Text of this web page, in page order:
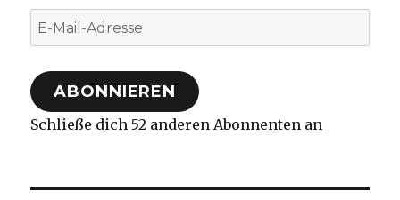
E-
Mail-
Adresse
ABONNIEREN
Schließe dich 52 anderen Abonnenten an